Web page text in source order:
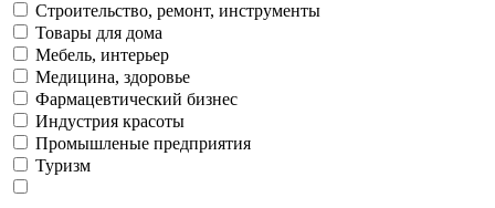
Строительство, ремонт, инструменты
Товары для дома
Мебель, интерьер
Медицина, здоровье
Фармацевтический бизнес
Индустрия красоты
Промышленые предприятия
Туризм